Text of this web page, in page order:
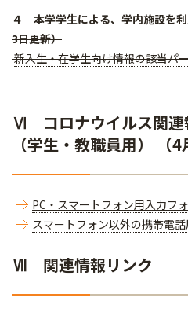
４ 本学学生による、学内施設を
3日更新）
新入生・在学生向け情報の該当パ
Ⅵ コロナウイルス関連
（学生・教職員用） （4
PC・スマートフォン用入力フ
スマートフォン以外の携帯電
Ⅶ 関連情報リンク